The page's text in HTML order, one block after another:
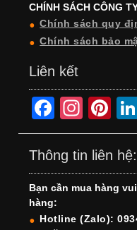
CHÍNH SÁCH CÔNG
Chính sách quy
Chính sách bảo
Liên kết
F
a
c
e
b
o
In
st
a
gr
a
m
Pi
nt
er
e
st
Thông tin liên hệ:
Bạn cần mua hàng
hàng:
Hotline (Zalo):